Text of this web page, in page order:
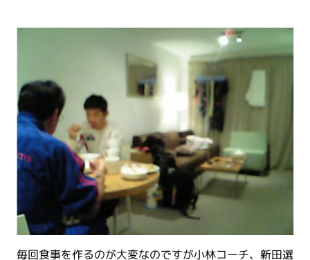
毎回食事を作るのが大変なのですが小林コーチ、新田選